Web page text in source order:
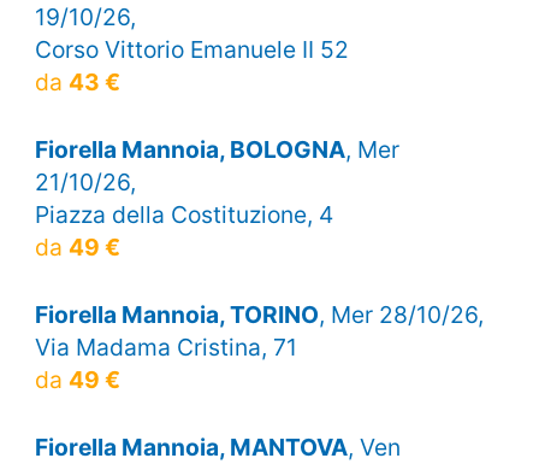
19/10/26,
Corso Vittorio Emanuele II 52
da 43 €
Fiorella Mannoia, BOLOGNA, Mer
21/10/26,
Piazza della Costituzione, 4
da 49 €
Fiorella Mannoia, TORINO, Mer 28/10/26,
Via Madama Cristina, 71
da 49 €
Fiorella Mannoia, MANTOVA, Ven